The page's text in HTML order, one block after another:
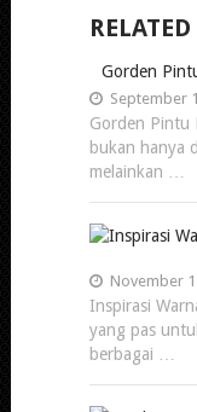
Gorden
September
Gorden Pintu
bukan hanya
melainkan …
November
Inspirasi
yang pas
berbagai …